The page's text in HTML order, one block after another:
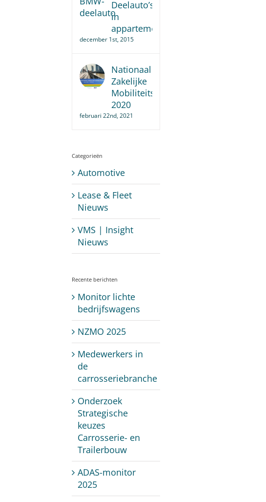
Deelauto’s
in
appartementencomplex.
december 1st, 2015
Nationaal
Zakelijke
Mobiliteitsonderzoek
2020
februari 22nd, 2021
Categorieën
Automotive
Lease & Fleet
Nieuws
VMS | Insight
Nieuws
Recente berichten
Monitor lichte
bedrijfswagens
NZMO 2025
Medewerkers in
de
carrosseriebranche
Onderzoek
Strategische
keuzes
Carrosserie- en
Trailerbouw
ADAS-monitor
2025